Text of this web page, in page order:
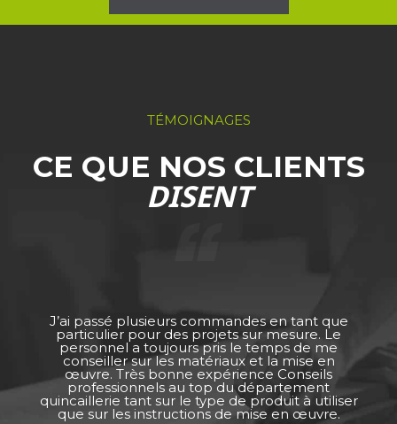
TÉMOIGNAGES
CE QUE NOS CLIENTS
DISENT
J’ai passé plusieurs commandes en tant que
particulier pour des projets sur mesure. Le
personnel a toujours pris le temps de me
conseiller sur les matériaux et la mise en
œuvre. Très bonne expérience Conseils
professionnels au top du département
quincaillerie tant sur le type de produit à utiliser
que sur les instructions de mise en œuvre.